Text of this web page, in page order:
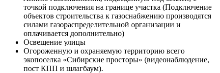
точкой подключения на границе участка (Подключение
объектов строительства к газоснабжению производятся
силами газораспределительной организации и
оплачивается дополнительно)
Освещение улицы
Огороженную и охраняемую территорию всего
экопоселка «Сибирские просторы» (видеонаблюдение,
пост КПП и шлагбаум).